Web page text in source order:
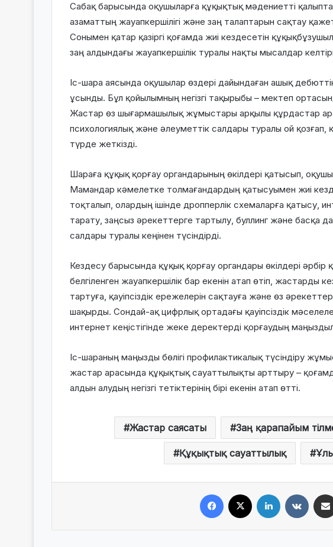
Сабақ барысында оқушыларға құқықтық мәдениетті
азаматтың жауапкершілігі және заң талаптарын сақтау
Сонымен қатар қазіргі қоғамда жиі кездесетін
заң алдындағы жауапкершілік туралы нақты мысалдар
Іс-шара аясында оқушылар өздері дайындаған ашық
ұсынды. Бұл қойылымның негізгі тақырыбы – мектеп
Жастар өз шығармашылық жұмыстары арқылы құрдастар
психологиялық және әлеуметтік салдары туралы ой қозғап,
түрде жеткізді.
Шараға құқық қорғау органдарының өкілдері қатысып,
Мамандар кәмелетке толмағандардың қатысуымен жиі
тоқталып, олардың ішінде дропперлік схемаларға қатысу,
тарату, заңсыз әрекеттерге тартылу, буллинг және басқа
салдары туралы кеңінен түсіндірді.
Кездесу барысында құқық қорғау органдары өкілдері әрбір
белгіленген жауапкершілік бар екенін атап өтіп, жастарды
тартуға, қауіпсіздік ережелерін сақтауға және өз
шақырды. Сондай-ақ цифрлық ортадағы қауіпсіздік
интернет кеңістігінде жеке деректерді қорғаудың
Іс-шараның маңызды бөлігі профилактикалық түсіндіру
жастар арасында құқықтық сауаттылықты арттыру –
алдын алудың негізгі тетіктерінің бірі екенін атап өтті.
Жастар саясаты Заң қарапайым
Құқықтық сауаттылық